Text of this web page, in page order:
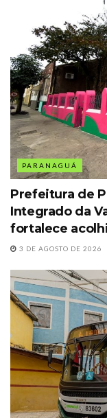
PARANAGUÁ
Prefeitura de
Integrado da
fortalece
3 DE AGOSTO DE 2026